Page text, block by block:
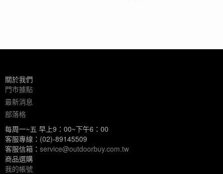
關於我們
門市據點
最新消息
部落格
每周一~五 早上9：00~下午6：00
客服專線：(02)-89145509
客服信箱： service@outdoorbuy.com.tw
商品選購
我的帳號